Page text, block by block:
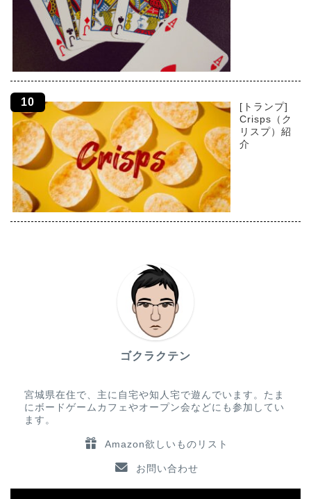
[トランプ]
Crisps（ク
リスプ）紹
介
ゴクラクテン
宮城県在住で、主に自宅や知人宅で遊んでいます。たま
にボードゲームカフェやオープン会などにも参加してい
ます。
Amazon欲しいものリスト
お問い合わせ